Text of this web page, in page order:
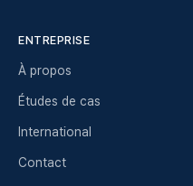
ENTREPRISE
À propos
Études de cas
International
Contact